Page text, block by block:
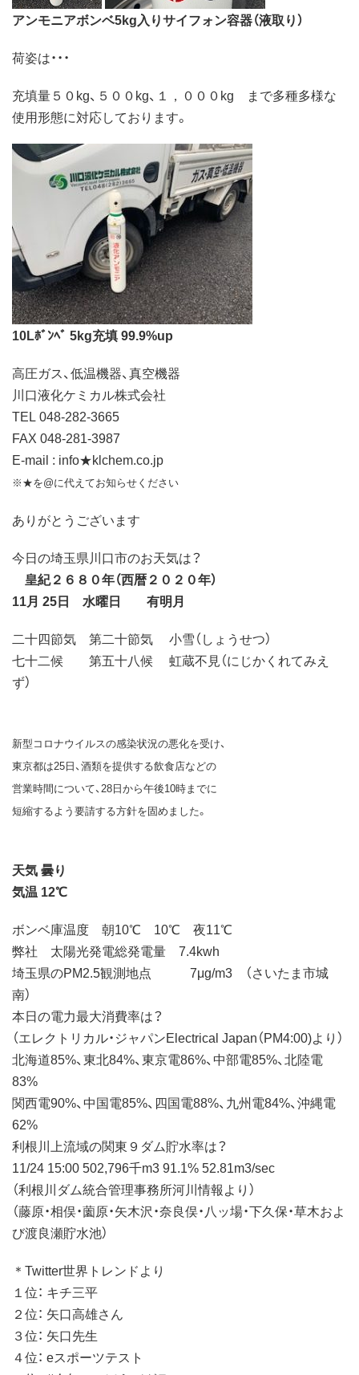
アンモニアボンベ5kg入りサイフォン容器（液取り）
荷姿は・・・
充填量５０kg、５００kg、１，０００kg まで多種多様な
使用形態に対応しております。
10Lﾎﾞﾝﾍﾞ 5kg充填 99.9%up
高圧ガス、低温機器、真空機器
川口液化ケミカル株式会社
TEL 048-282-3665
FAX 048-281-3987
E-mail : info★klchem.co.jp
※★を@に代えてお知らせください
ありがとうございます
今日の埼玉県川口市のお天気は？
皇紀２６８０年（西暦２０２０年）
11月 25日 水曜日 有明月
二十四節気 第二十節気 小雪（しょうせつ）
七十二候 第五十八候 虹蔵不見（にじかくれてみえ
ず）
新型コロナウイルスの感染状況の悪化を受け、
東京都は25日、酒類を提供する飲食店などの
営業時間について、28日から午後10時までに
短縮するよう要請する方針を固めました。
天気 曇り
気温 12℃
ボンベ庫温度 朝10℃ 10℃ 夜11℃
弊社 太陽光発電総発電量 7.4kwh
埼玉県のPM2.5観測地点 7μg/m3 （さいたま市城
南）
本日の電力最大消費率は？
（エレクトリカル・ジャパンElectrical Japan（PM4:00)より）
北海道85%、東北84%、東京電86%、中部電85%、北陸電
83%
関西電90%、中国電85%、四国電88%、九州電84%、沖縄電
62%
利根川上流域の関東９ダム貯水率は？
11/24 15:00 502,796千m3 91.1% 52.81m3/sec
（利根川ダム統合管理事務所河川情報より）
（藤原・相俣・薗原・矢木沢・奈良俣・八ッ場・下久保・草木およ
び渡良瀬貯水池）
＊Twitter世界トレンドより
１位： キチ三平
２位： 矢口高雄さん
３位： 矢口先生
４位： eスポーツテスト